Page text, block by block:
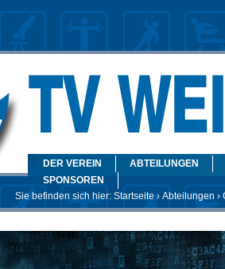
DER VEREIN
ABTEILUNGEN
SPONSOREN
Sie befinden sich hier: Startseite› Abteilungen ›